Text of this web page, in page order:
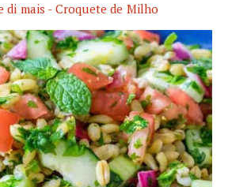
di mais - Croquete de Milho